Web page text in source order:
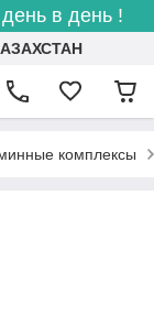
в день !
комплексы